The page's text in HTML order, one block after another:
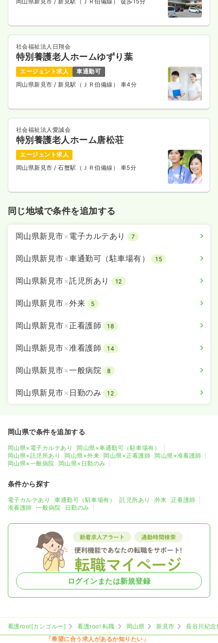
社会福祉法人日翔会
特別養護老人ホームゆずり葉
エージェント求人
車通勤可
岡山県新見市 / 新見駅（ＪＲ伯備線） 車4分
社会福祉法人愛誠会
特別養護老人ホーム唐松荘
エージェント求人
岡山県新見市 / 石蟹駅（ＪＲ伯備線） 車5分
同じ地域で条件を追加する
岡山県新見市×電子カルテあり 7
岡山県新見市×車通勤可（駐車場有） 15
岡山県新見市×託児所あり 12
岡山県新見市×外来 5
岡山県新見市×正看護師 18
岡山県新見市×准看護師 14
岡山県新見市×一般病院 8
岡山県新見市× 日勤のみ 12
岡山県で条件を追加する
岡山県×電子カルテあり
岡山県×車通勤可（駐車場有）
岡山県×託児所あり
岡山県×外来 岡山県×正看護師
岡山県×准看護師
岡山県×一般病院
岡山県×日勤のみ
条件から探す
電子カルテあり 車通勤可（駐車場有） 託児所あり 外来
正看護師
准看護師
一般病院 日勤のみ
ログインまたは新規登録
看護roo![カンゴルー] 看護roo! 転職 岡山県 新見市
長谷川紀念
「希望に合う求人があるか知りたい」